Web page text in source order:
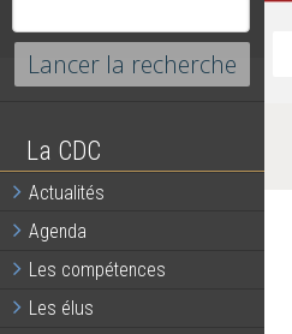
La CDC
Actualités
Agenda
Les compétences
Les élus